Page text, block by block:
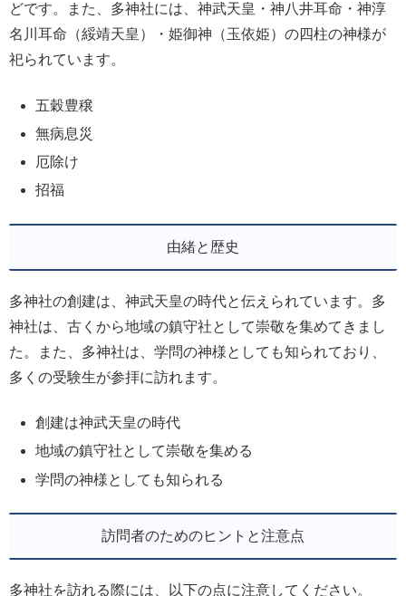
どです。また、多神社には、神武天皇・神八井耳命・神淳
名川耳命（綏靖天皇）・姫御神（玉依姫）の四柱の神様が
祀られています。
五穀豊穣
無病息災
厄除け
招福
由緒と歴史
多神社の創建は、神武天皇の時代と伝えられています。多
神社は、古くから地域の鎮守社として崇敬を集めてきまし
た。また、多神社は、学問の神様としても知られており、
多くの受験生が参拝に訪れます。
創建は神武天皇の時代
地域の鎮守社として崇敬を集める
学問の神様としても知られる
訪問者のためのヒントと注意点
多神社を訪れる際には、以下の点に注意してください。